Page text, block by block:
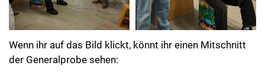
Wenn ihr auf das Bild klickt, könnt ihr einen Mitschnitt
der Generalprobe sehen: